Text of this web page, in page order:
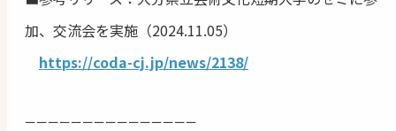
加、交流会を実施（2024.11.05）
https://coda-cj.jp/news/2138/
ーーーーーーーーーーーーーーー